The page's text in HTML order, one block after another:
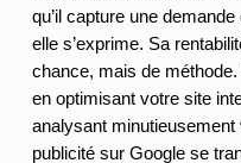
qu’il capture une
elle s’exprime. Sa
chance, mais de
en optimisant votre site
analysant
publicité sur Google se